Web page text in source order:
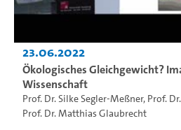
23.06.2022
Ökologisches Gleichgewicht?
Wissenschaft
Prof. Dr. Silke Segler-Meßner, Prof.
Prof. Dr. Matthias Glaubrecht